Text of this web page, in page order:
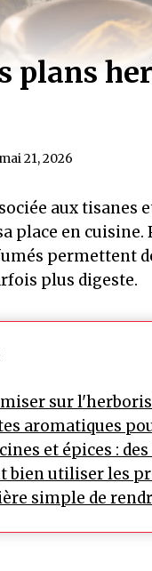
plans
mai 21, 2026
aux tisanes
place en cuisine.
permettent
plus digeste.
sur
aromatiques
et épices :
bien utiliser les
simple de